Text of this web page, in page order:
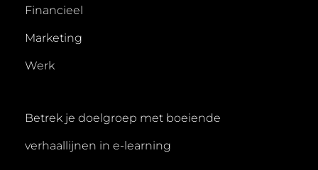
Financieel
Marketing
Werk
Betrek je doelgroep met boeiende
verhaallijnen in e-learning